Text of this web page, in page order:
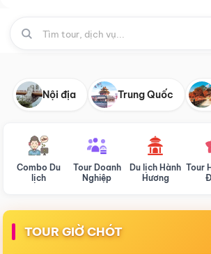
Nội địa Trung Quốc
Combo Du
lịch
Tour Doanh
Nghiệp
Du lịch Hành
Hương
Tour
TOUR GIỜ CHÓT